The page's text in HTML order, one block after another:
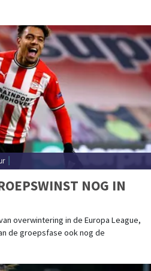
NOG IN
overwintering in de Europa League,
de groepsfase ook nog de